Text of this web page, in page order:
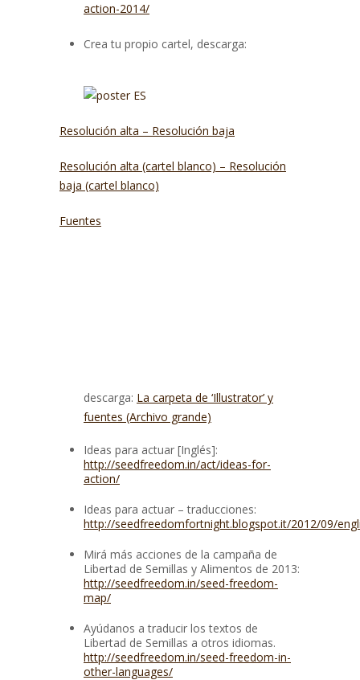
action-2014/
Crea tu propio cartel, descarga:
Resolución alta – Resolución baja
Resolución alta (cartel blanco) – Resolución
baja (cartel blanco)
Fuentes
descarga: La carpeta de ‘Illustrator’ y
fuentes (Archivo grande)
Ideas para actuar [Inglés]:
http://seedfreedom.in/act/ideas-for-
action/
Ideas para actuar – traducciones:
http://seedfreedomfortnight.blogspot.it/2012/09/
Mirá más acciones de la campaña de
Libertad de Semillas y Alimentos de 2013:
http://seedfreedom.in/seed-freedom-
map/
Ayúdanos a traducir los textos de
Libertad de Semillas a otros idiomas.
http://seedfreedom.in/seed-freedom-in-
other-languages/